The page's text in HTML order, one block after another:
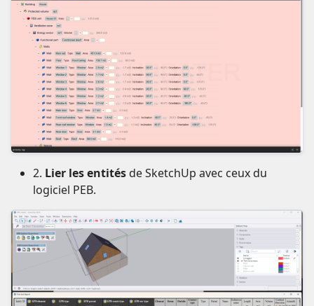
2. Lier les entités de SketchUp avec ceux du
logiciel PEB.